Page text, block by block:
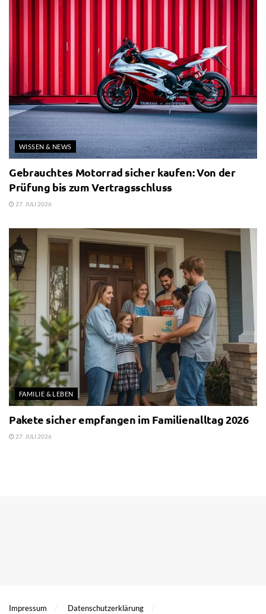
WISSEN & NEWS
Gebrauchtes Motorrad sicher kaufen: Von der
Prüfung bis zum Vertragsschluss
27. JULI 2026
FAMILIE & LEBEN
Pakete sicher empfangen im Familienalltag 2026
27. JULI 2026
Impressum Datenschutzerklärung